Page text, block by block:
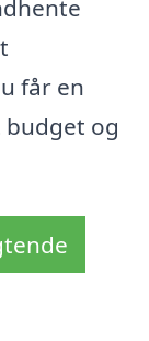
får en
budget og